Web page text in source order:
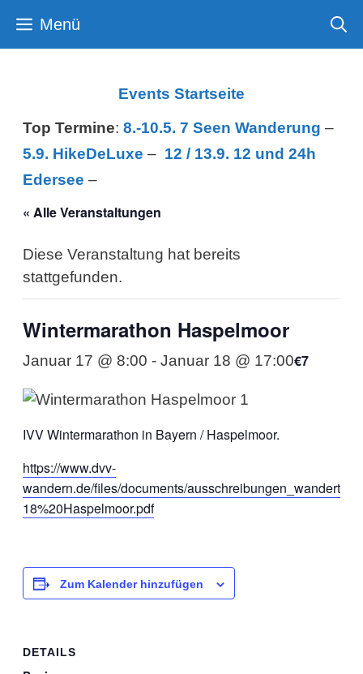
Inhalt Menü
Events Startseite
Top Termine: 8.-10.5. 7 Seen Wanderung –
5.9. HikeDeLuxe – 12 / 13.9. 12 und 24h
Edersee –
« Alle Veranstaltungen
Diese Veranstaltung hat bereits
stattgefunden.
Wintermarathon Haspelmoor
Januar 17 @ 8:00 - Januar 18 @ 17:00€7
IVV Wintermarathon in Bayern / Haspelmoor.
https://www.dvv-
wandern.de/files/documents/
18%20Haspelmoor.pdf
Zum Kalender hinzufügen
DETAILS